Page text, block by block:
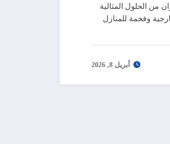
من الحلول المثالية
وفخمة للمنازل
أبريل 8, 2026